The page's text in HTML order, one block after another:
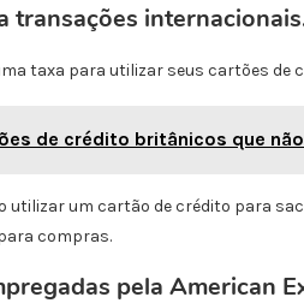
transações
taxa para utilizar seus cartões
de crédito britânicos que
utilizar um cartão de crédito para
compras.
pela American